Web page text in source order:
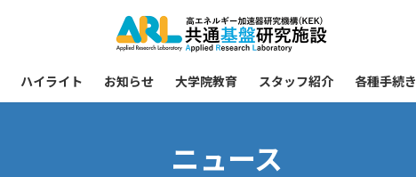
ハイライト お知らせ 大学院教育 スタッフ紹介 各種手続き
ニュース